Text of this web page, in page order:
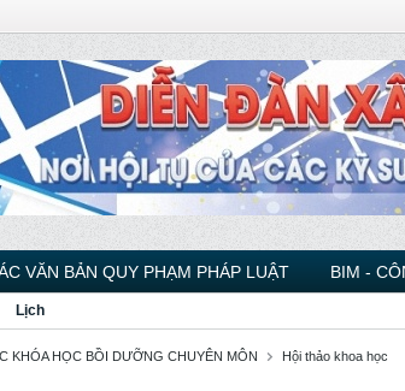
VĂN BẢN QUY PHẠM PHÁP LUẬT BIM -
Lịch
KHÓA HỌC BỒI DƯỠNG CHUYÊN MÔN Hội thảo khoa học